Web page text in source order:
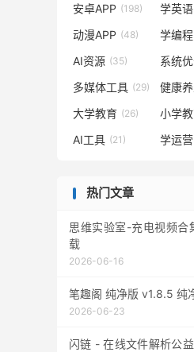
安卓APP (198) 学英语
动漫APP (48) 学编程
AI资源 (35) 系统
多媒体工具 (29) 健康
大学教育 (26) 小学
AI工具 (21) 学运营
热门文章
思维实验室-充电视频合
载
2026-06-16
笔趣阁 纯净版 v1.8.5 纯
2026-06-23
闪链 - 在线文件解析公